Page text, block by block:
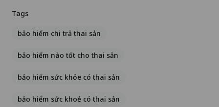
Tags
bảo hiểm chi trả thai sản
bảo hiểm nào tốt cho thai sản
bảo hiểm sức khỏe có thai sản
bảo hiểm sức khoẻ có thai sản